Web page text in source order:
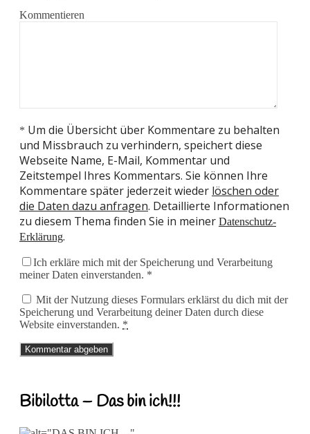
Kommentieren
* Um die Übersicht über Kommentare zu behalten
und Missbrauch zu verhindern, speichert diese
Webseite Name, E-Mail, Kommentar und
Zeitstempel Ihres Kommentars. Sie können Ihre
Kommentare später jederzeit wieder löschen oder
die Daten dazu anfragen. Detaillierte Informationen
zu diesem Thema finden Sie in meiner Datenschutz-
Erklärung.
Ich erkläre mich mit der Speicherung und Verarbeitung
meiner Daten einverstanden. *
Mit der Nutzung dieses Formulars erklärst du dich mit der
Speicherung und Verarbeitung deiner Daten durch diese
Website einverstanden. *
Bibilotta – Das bin ich!!!